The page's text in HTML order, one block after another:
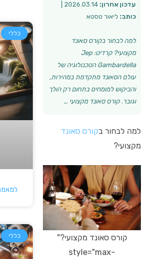
עדכון אחרון:
כותב: ליאור טסטא
למה לבחור בקורס סאונד
מקצועי? קרדיט: Jep
Gambardella הטכנולוגיה של
עולם הסאונד מתקדמת במהירות,
והביקוש למומחים בתחום רק הולך
וגובר. קורס סאונד מקצועי …
למה לבחור בקורס סאונד
מקצועי?
קורס סאונד מקצועי?"
style="max-
כללי
כללי